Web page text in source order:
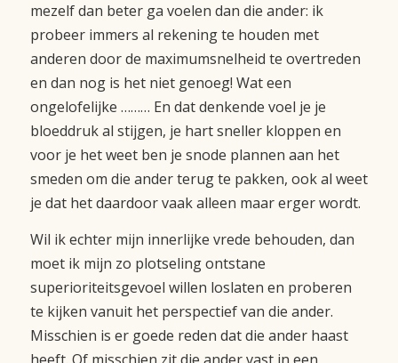
mezelf dan beter ga voelen dan die ander: ik
probeer immers al rekening te houden met
anderen door de maximumsnelheid te overtreden
en dan nog is het niet genoeg! Wat een
ongelofelijke ……… En dat denkende voel je je
bloeddruk al stijgen, je hart sneller kloppen en
voor je het weet ben je snode plannen aan het
smeden om die ander terug te pakken, ook al weet
je dat het daardoor vaak alleen maar erger wordt.
Wil ik echter mijn innerlijke vrede behouden, dan
moet ik mijn zo plotseling ontstane
superioriteitsgevoel willen loslaten en proberen
te kijken vanuit het perspectief van die ander.
Misschien is er goede reden dat die ander haast